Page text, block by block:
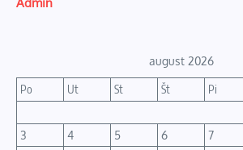
august 2026
Po Ut St Št Pi
3
4 5 6 7